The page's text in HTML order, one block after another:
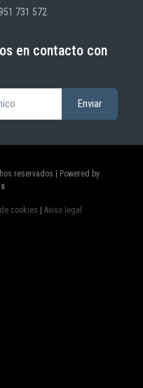
731 572
en contacto con
reservados | Powered by
cookies | Aviso legal